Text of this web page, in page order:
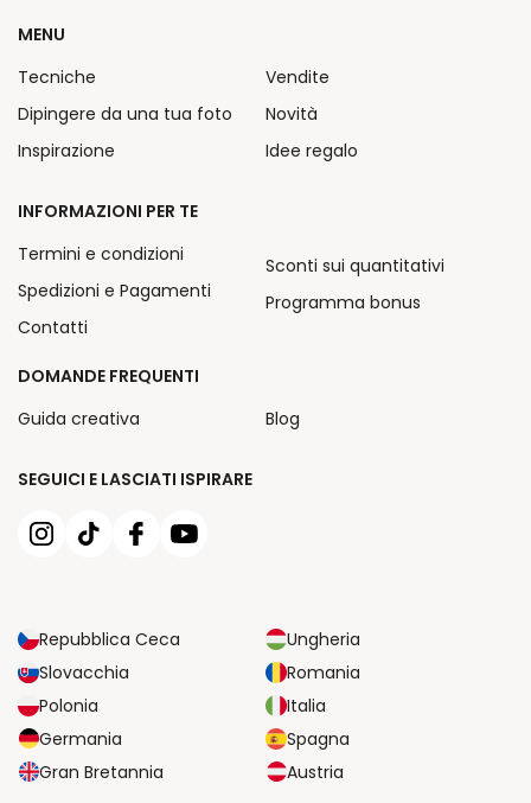
SEGUICI E LASCIATI ISPIRARE
Repubblica Ceca
Ungheria
Slovacchia
Romania
Polonia
Italia
Germania
Spagna
Gran Bretannia
Austria
MENU
Tecniche
Dipingere da una tua foto
Inspirazione
Vendite
Novità
Idee regalo
INFORMAZIONI PER TE
Termini e condizioni
Spedizioni e Pagamenti
Contatti
Sconti sui quantitativi
Programma bonus
DOMANDE FREQUENTI
Guida creativa
Blog